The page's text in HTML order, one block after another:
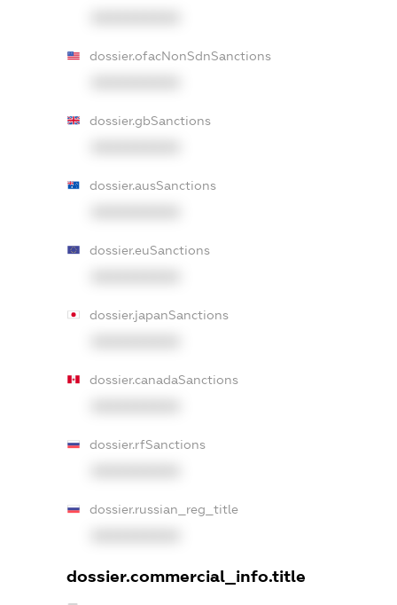
dossier.ofacNonSdnSanctions
dossier.gbSanctions
dossier.ausSanctions
dossier.euSanctions
dossier.japanSanctions
dossier.canadaSanctions
dossier.rfSanctions
dossier.russian_reg_title
dossier.commercial_info.title